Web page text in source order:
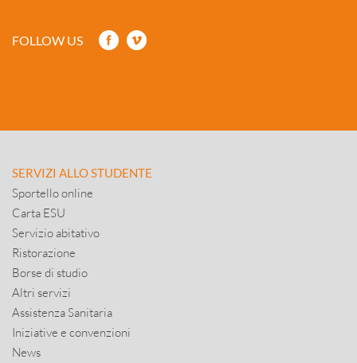
FOLLOW US
SERVIZI ALLO STUDENTE
Sportello online
Carta ESU
Servizio abitativo
Ristorazione
Borse di studio
Altri servizi
Assistenza Sanitaria
Iniziative e convenzioni
News